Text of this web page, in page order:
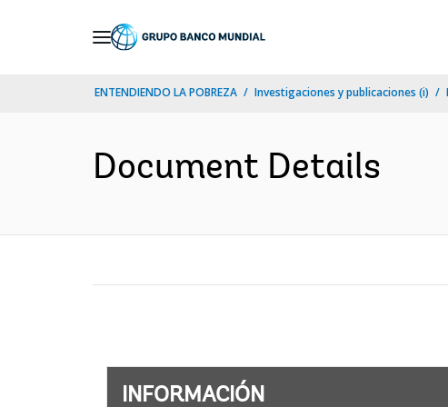
ENTENDIENDO LA POBREZA Investigaciones y publicaciones (i)
Document Details
INFORMACIÓN